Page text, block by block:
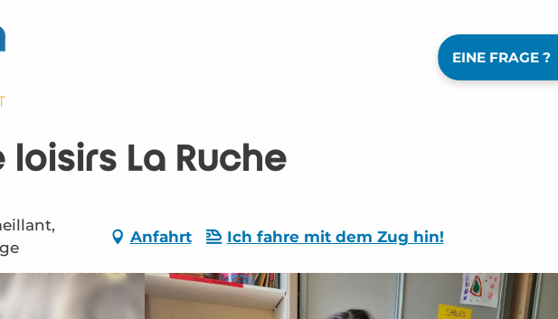
EINE FRAGE ?
La Ruche
Anfahrt Ich fahre mit dem Zug hin!